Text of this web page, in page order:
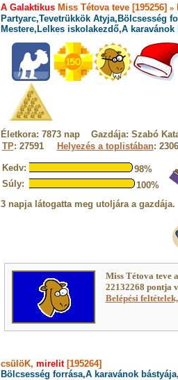
A GalaktikusMiss Tétova teve [195256] »
Partyarc,Tevetrükkök Atyja,Bölcsesség
Mestere,Lelkes iskolakezdő,A karavánok
Életkora: 7873 nap Gazdája: Szabó
TP: 27591 Helyezés a toplistában: 2306
Kedv:
98%
Súly:
100%
3 napja látogatta meg utoljára a gazdája.
Miss Tétova teve
22132268 pontja
Belépési
csülöK, mirelit[195264]
Bölcsesség forrása,A karavánok